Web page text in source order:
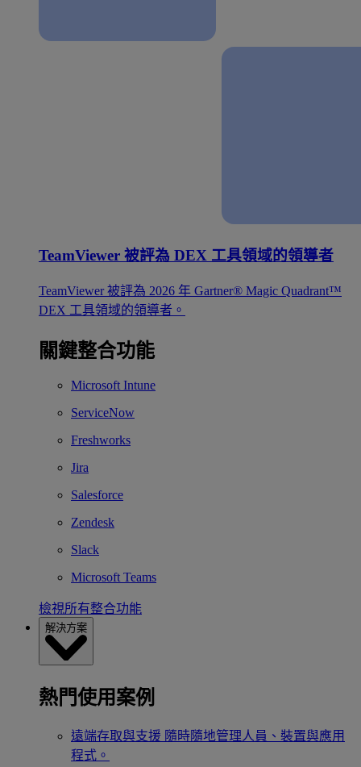
TeamViewer 被評為 DEX 工具領域的領導者
TeamViewer 被評為 2026 年 Gartner® Magic Quadrant™
DEX 工具領域的領導者。
關鍵整合功能
Microsoft Intune
ServiceNow
Freshworks
Jira
Salesforce
Zendesk
Slack
Microsoft Teams
檢視所有整合功能
解決方案
熱門使用案例
遠端存取與支援 隨時隨地管理人員、裝置與應用
程式。